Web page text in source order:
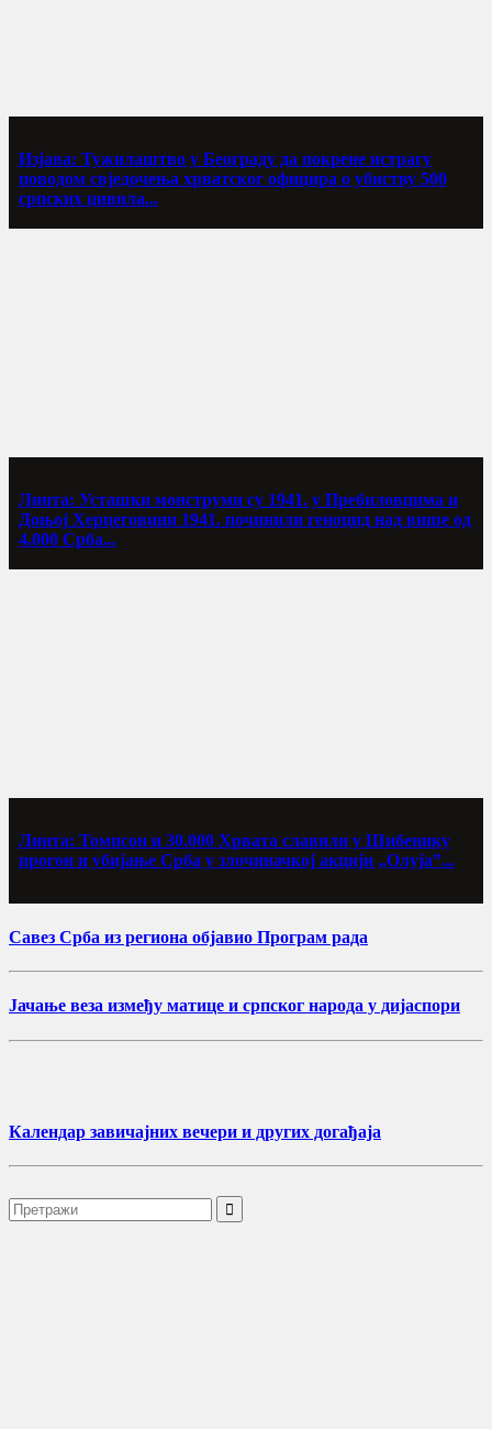
Изјава: Тужилаштво у Београду да покрене истрагу
поводом свједочења хрватског официра о убиству 500
српских цивила...
Линта: Усташки монструми су 1941. у Пребиловцима и
Доњој Херцеговини 1941. починили геноцид над више од
4.000 Срба...
Линта: Томпсон и 30.000 Хрвата славили у Шибенику
прогон и убијање Срба у злочиначкој акцији „Олуја”...
Савез Срба из региона објавио Програм рада
Јачање веза између матице и српског народа у дијаспори
Календар завичајних вечери и других догађаја